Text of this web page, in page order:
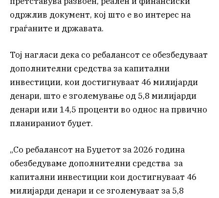
одржлив документ, кој што е во интерес на
граѓаните и државата.
Тој нагласи дека со ребалансот се обезбедуваат
дополнителни средства за капитални
инвестиции, кои достигнуваат 46 милијарди
денари, што е зголемување од 5,8 милијарди
денари или 14,5 проценти во однос на првично
планираниот буџет.
„Со ребалансот на Буџетот за 2026 година
обезбедуваме дополнителни средства за
капитални инвестиции кои достигнуваат 46
милијарди денари и се зголемуваат за 5,8